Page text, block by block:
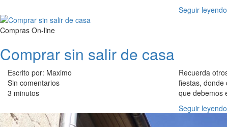
Seguir leyendo
Compras On-line
Comprar sin salir de casa
Escrito por: Maximo
Sin comentarios
3 minutos
Recuerda
fiestas, donde
que debemos
Seguir leyendo